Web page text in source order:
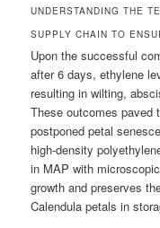
UNDERSTANDING THE
SUPPLY CHAIN TO
Upon the successful
after 6 days, ethylene
resulting in wilting,
These outcomes paved
postponed petal
high-density
in MAP with
growth and preserves
Calendula petals in